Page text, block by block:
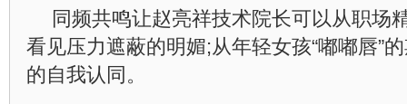
同频共鸣让赵亮祥技术院长可以从职场
看见压力遮蔽的明媚;从年轻女孩“嘟嘟唇”
的自我认同。